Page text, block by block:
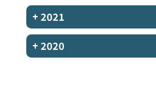
+ 2021
+ 2020